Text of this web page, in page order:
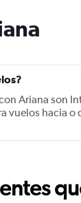
Ariana son
vuelos hacia o